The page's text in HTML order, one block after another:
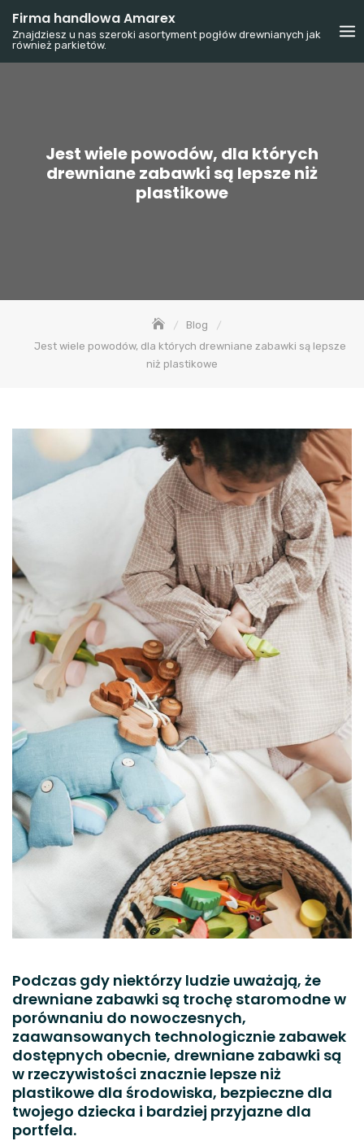
Skip
content
Firma handlowa Amarex
Znajdziesz u nas szeroki asortyment pogłów drewnianych jak
również parkietów.
Jest wiele powodów, dla których
drewniane zabawki są lepsze niż
plastikowe
Blog
Jest wiele powodów, dla których drewniane zabawki są lepsze
niż plastikowe
Podczas gdy niektórzy ludzie uważają, że
drewniane zabawki są trochę staromodne w
porównaniu do nowoczesnych,
zaawansowanych technologicznie zabawek
dostępnych obecnie, drewniane zabawki są
w rzeczywistości znacznie lepsze niż
plastikowe dla środowiska, bezpieczne dla
twojego dziecka i bardziej przyjazne dla
portfela.